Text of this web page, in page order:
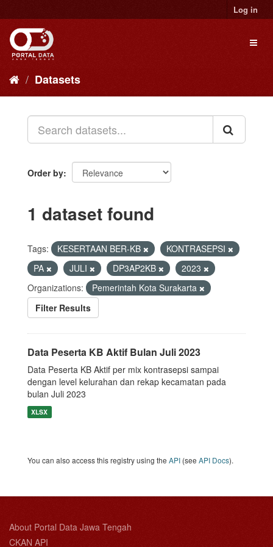
to
content
Log in
Datasets
Order by
1 dataset found
Tags: KESERTAAN BER-KB
KONTRASEPSI
PA
JULI DP3AP2KB
2023
Organizations:
Pemerintah Kota Surakarta
Filter Results
Data Peserta KB Aktif Bulan Juli 2023
Data Peserta KB Aktif per mix kontrasepsi sampai
dengan level kelurahan dan rekap kecamatan pada
bulan Juli 2023
XLSX
You can also access this registry using the API (see API Docs).
About Portal Data Jawa Tengah
CKAN API